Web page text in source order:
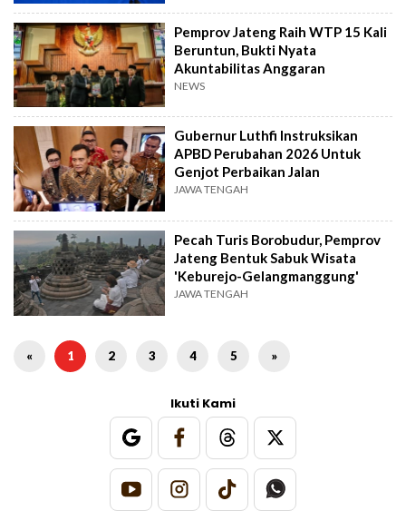
Pemprov Jateng Raih WTP 15 Kali
Beruntun, Bukti Nyata
Akuntabilitas Anggaran
NEWS
Gubernur Luthfi Instruksikan
APBD Perubahan 2026 Untuk
Genjot Perbaikan Jalan
JAWA TENGAH
Pecah Turis Borobudur, Pemprov
Jateng Bentuk Sabuk Wisata
'Keburejo-Gelangmanggung'
JAWA TENGAH
« 1 2 3 4 5 »
Ikuti Kami